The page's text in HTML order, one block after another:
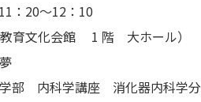
：20～12：10
育文化会館 1 階 大ホール）
部 内科学講座 消化器内科学